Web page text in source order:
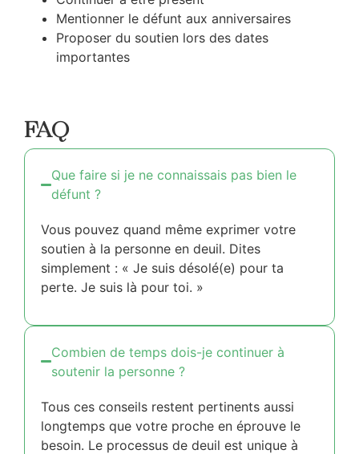
Mentionner le défunt aux anniversaires
Proposer du soutien lors des dates
importantes
FAQ
Que faire si je ne connaissais pas bien le
défunt ?
Vous pouvez quand même exprimer votre
soutien à la personne en deuil. Dites
simplement : « Je suis désolé(e) pour ta
perte. Je suis là pour toi. »
Combien de temps dois-je continuer à
soutenir la personne ?
Tous ces conseils restent pertinents aussi
longtemps que votre proche en éprouve le
besoin. Le processus de deuil est unique à